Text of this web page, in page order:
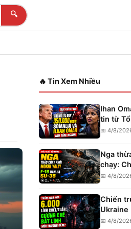
🔍
🔥 Tin Xem Nhiều
Ihan
tin từ
Trump:
Somalia
📅 4/8/
Nga
chạy:
Donetsk
📅 4/8/
Chiến
Ukraine
thảm
📅 4/8/